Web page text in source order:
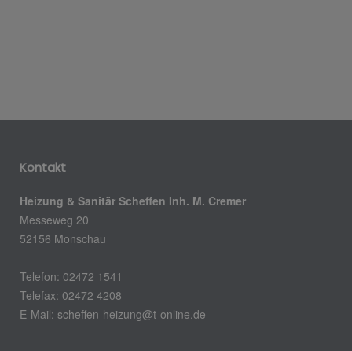
Kontakt
Heizung & Sanitär Scheffen Inh. M. Cremer
Messeweg 20
52156 Monschau
Telefon: 02472 1541
Telefax: 02472 4208
E-Mail: scheffen-heizung@t-online.de